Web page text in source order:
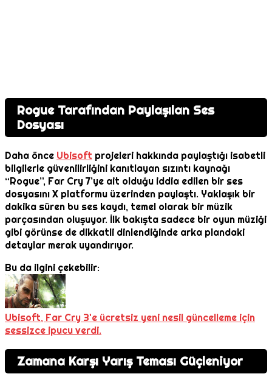
Rogue Tarafından Paylaşılan Ses
Dosyası
Daha önce Ubisoft projeleri hakkında paylaştığı isabetli
bilgilerle güvenilirliğini kanıtlayan sızıntı kaynağı
“Rogue”, Far Cry 7’ye ait olduğu iddia edilen bir ses
dosyasını X platformu üzerinden paylaştı. Yaklaşık bir
dakika süren bu ses kaydı, temel olarak bir müzik
parçasından oluşuyor. İlk bakışta sadece bir oyun müziği
gibi görünse de dikkatli dinlendiğinde arka plandaki
detaylar merak uyandırıyor.
Bu da ilgini çekebilir:
Ubisoft, Far Cry 3'e ücretsiz yeni nesil güncelleme için
sessizce ipucu verdi.
Zamana Karşı Yarış Teması Güçleniyor